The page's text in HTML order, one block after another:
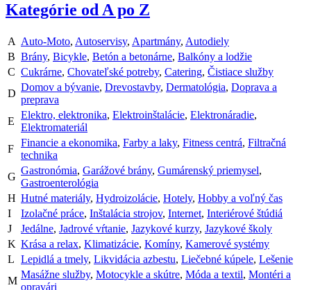
Kategórie od A po Z
A Auto-Moto, Autoservisy, Apartmány, Autodiely
B Brány, Bicykle, Betón a betonárne, Balkóny a lodžie
C Cukrárne, Chovateľské potreby, Catering, Čistiace služby
D
Domov a bývanie, Drevostavby, Dermatológia, Doprava a
preprava
E
Elektro, elektronika, Elektroinštalácie, Elektronáradie,
Elektromateriál
F
Financie a ekonomika, Farby a laky, Fitness centrá, Filtračná
technika
G
Gastronómia, Garážové brány, Gumárenský priemysel,
Gastroenterológia
H Hutné materiály, Hydroizolácie, Hotely, Hobby a voľný čas
I
Izolačné práce, Inštalácia strojov, Internet, Interiérové štúdiá
J
Jedálne, Jadrové vŕtanie, Jazykové kurzy, Jazykové školy
K Krása a relax, Klimatizácie, Komíny, Kamerové systémy
L Lepidlá a tmely, Likvidácia azbestu, Liečebné kúpele, Lešenie
M
Masážne služby, Motocykle a skútre, Móda a textil, Montéri a
opravári